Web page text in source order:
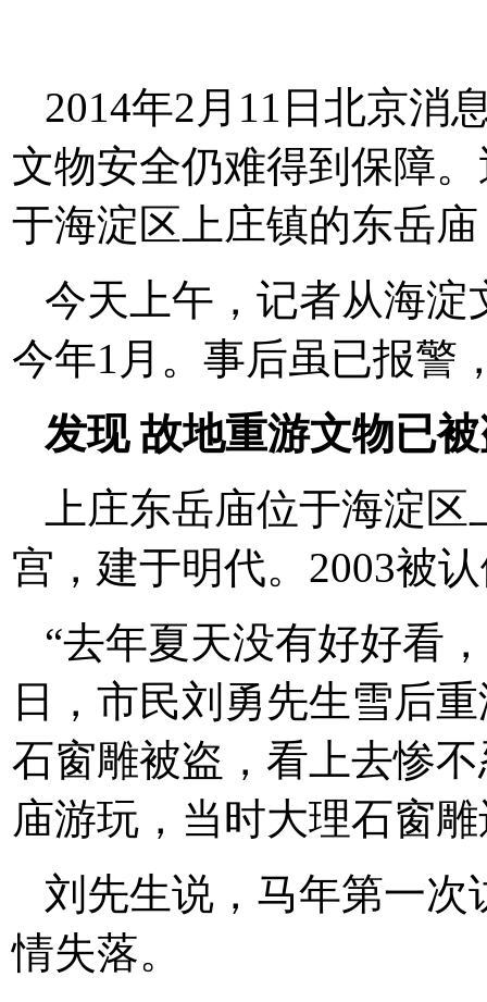
2014年2月11日北京消
文物安全仍难得到保障
于海淀区上庄镇的东岳
今天上午，记者从海
今年1月。事后虽已报警
发现 故地重游文物已
上庄东岳庙位于海淀
宫，建于明代。2003被
“去年夏天没有好好看
日，市民刘勇先生雪后
石窗雕被盗，看上去惨
庙游玩，当时大理石窗
刘先生说，马年第一
情失落。